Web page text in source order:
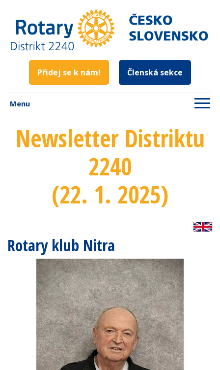
Přidej se k nám! Členská sekce
Menu
Newsletter Distriktu
2240
(22. 1. 2025)
Rotary klub Nitra